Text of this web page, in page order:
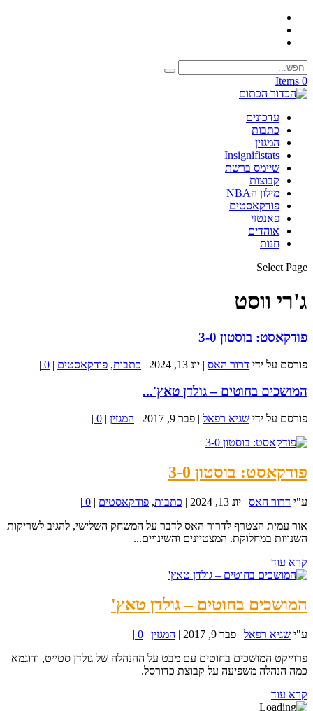
0 Items
עדכונים
כתבות
המגזין
Insignifistats
שיימס ברשת
קבוצות
מילון הNBA
פודקאסטים
פאנטזי
אוהדים
חנות
Select Page
ג'רי ווסט
פודקאסט: בוסטון 3-0
פורסם על ידי דרור האס | יונ 13, 2024 | כתבות, פודקאסטים |
0
|
המושכים בחוטים – גולדן טאץ'...
פורסם על ידי שגיא רפאל | פבר 9, 2017 | המגזין |
0
|
פודקאסט: בוסטון 3-0
ע"י דרור האס | יונ 13, 2024 | כתבות, פודקאסטים |
0
|
אור עמית הצטרף לדרור האס לדבר על המשחק השלישי, להגיב לשריקות
השנויות במחלוקת. המצטיינים והשינויים...
קרא עוד
המושכים בחוטים – גולדן טאץ'
ע"י שגיא רפאל | פבר 9, 2017 | המגזין |
0
|
פרוייקט המושכים בחוטים עם מבט על ההנהלה של גולדן סטייט, ודוגמא
כמה הנהלה משפיעה על קבוצת כדורסל.
קרא עוד